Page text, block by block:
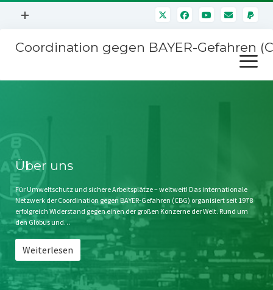
Menü
+
Mitmachen
Kontakt
Impressum
Störfälle
Coordination gegen BAYER-Gefahren
Menü
öffnen
Stichwort BAYER
Jahrestagung
SPENDEN
Über uns
Für Umweltschutz und sichere Arbeitsplätze – weltweit! Das internationale
Netzwerk der Coordination gegen BAYER-Gefahren (CBG) organisiert seit 1978
erfolgreich Widerstand gegen einen der großen Konzerne der Welt. Rund um
den Globus und…
Weiterlesen